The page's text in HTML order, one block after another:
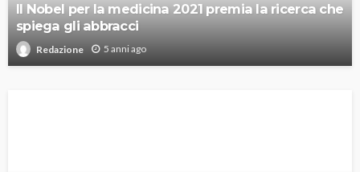
Il Nobel per la medicina 2021 premia la ricerca che
spiega gli abbracci
Redazione 5 anni ago